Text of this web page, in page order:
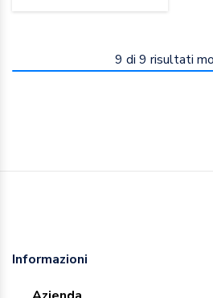
9 di 9 risultati
Informazioni